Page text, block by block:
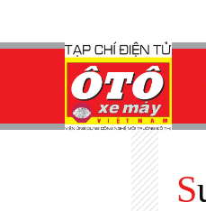
Subaru “bẻ lái”: dây chuyền xe điện quay lại sản xuất ô tô